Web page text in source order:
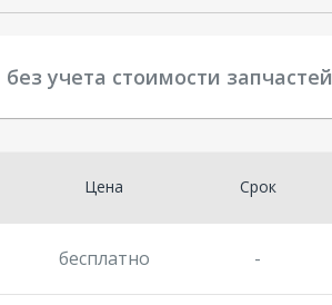
без учета стоимости запчастей
Цена Срок
бесплатно -